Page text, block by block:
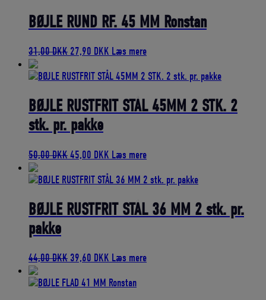
36,00 DKK.32,40 DKK.
BØJLE RUND RF. 45 MM Ronstan
31,00DKK Den
pris
31,00 DKK.
27,90 DKK Den
pris
27,90 DKK.
Læs mere
BØJLE RUSTFRIT STÅL 45MM 2 STK. 2
stk. pr. pakke
50,00DKKDen
pris
50,00 DKK.
45,00 DKK Den
pris
45,00 DKK.
Læs mere
BØJLE RUSTFRIT STÅL 36 MM 2 stk. pr.
pakke
44,00DKK Den
pris
39,60 DKK Den
pris
Læs mere